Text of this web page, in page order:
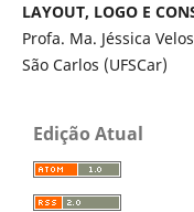
LAYOUT, LOGO E
Profa. Ma. Jéssica
São Carlos (UFSCar)
Edição Atual